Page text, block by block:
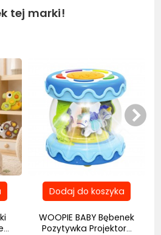
tej marki!
WOOPIE BABY Bębenek
Pozytywka Projektor...